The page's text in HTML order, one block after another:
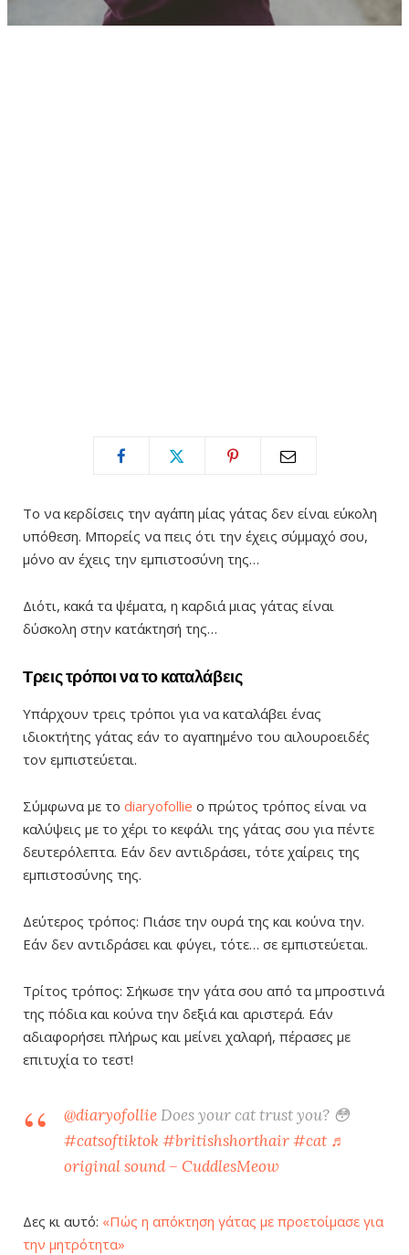
Το να κερδίσεις την αγάπη μίας γάτας δεν είναι εύκολη
υπόθεση. Μπορείς να πεις ότι την έχεις σύμμαχό σου,
μόνο αν έχεις την εμπιστοσύνη της…
Διότι, κακά τα ψέματα, η καρδιά μιας γάτας είναι
δύσκολη στην κατάκτησή της…
Τρεις τρόποι να το καταλάβεις
Υπάρχουν τρεις τρόποι για να καταλάβει ένας
ιδιοκτήτης γάτας εάν το αγαπημένο του αιλουροειδές
τον εμπιστεύεται.
Σύμφωνα με το diaryofollie ο πρώτος τρόπος είναι να
καλύψεις με το χέρι το κεφάλι της γάτας σου για πέντε
δευτερόλεπτα. Εάν δεν αντιδράσει, τότε χαίρεις της
εμπιστοσύνης της.
Δεύτερος τρόπος: Πιάσε την ουρά της και κούνα την.
Εάν δεν αντιδράσει και φύγει, τότε… σε εμπιστεύεται.
Τρίτος τρόπος: Σήκωσε την γάτα σου από τα μπροστινά
της πόδια και κούνα την δεξιά και αριστερά. Εάν
αδιαφορήσει πλήρως και μείνει χαλαρή, πέρασες με
επιτυχία το τεστ!
@diaryofollie Does your cat trust you? 😳
#catsoftiktok#britishshorthair#cat ♬
original sound – CuddlesMeow
Δες κι αυτό: «Πώς η απόκτηση γάτας με προετοίμασε για
την μητρότητα»